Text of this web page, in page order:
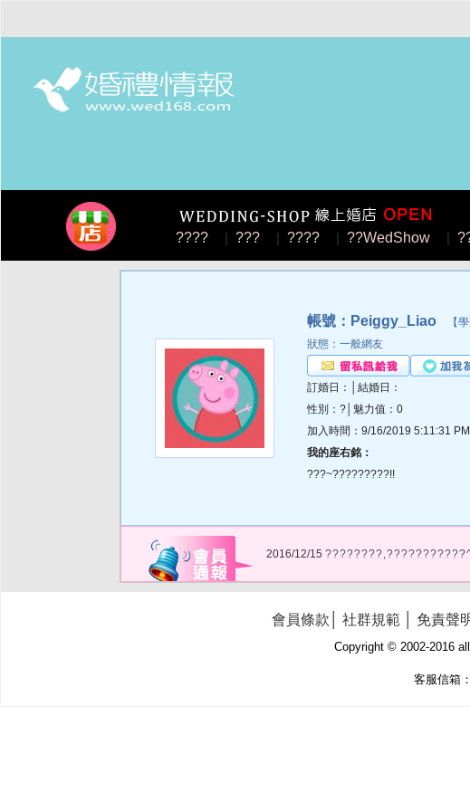
???? | ??? | ???? | ??WedShow |
帳號：Peiggy_Liao 【學
狀態：一般網友
訂婚日：│結婚日：
性別：?│魅力值：0
加入時間：9/16/2019 5:11:31 PM
我的座右銘：
???~?????????!!
2016/12/15
會員條款 社群規範 免責聲
Copyright © 2002-2016
客服信箱